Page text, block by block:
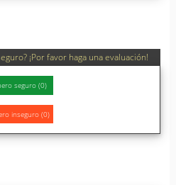
¡Por favor haga una evaluación!